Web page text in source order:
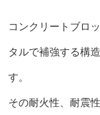
コンクリートブロ
タルで補強する構
す。
その耐火性、耐震